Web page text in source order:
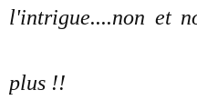
l'intrigue....non et
plus !!